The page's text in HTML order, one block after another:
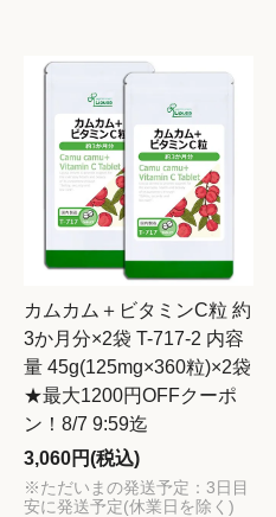
カムカム＋ビタミンC粒 約
3か月分×2袋 T-717-2 内容
量 45g(125mg×360粒)×2袋
★最大1200円OFFクーポ
ン！8/7 9:59迄
3,060円(税込)
※ただいまの発送予定：3日目
安に発送予定(休業日を除く)